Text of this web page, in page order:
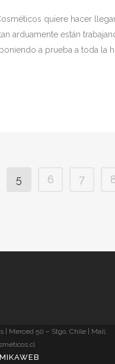
quiere hacer
arduamente están
a prueba a toda la
5 6 7
| Merced 50 – Stgo, Chile |
Mail: